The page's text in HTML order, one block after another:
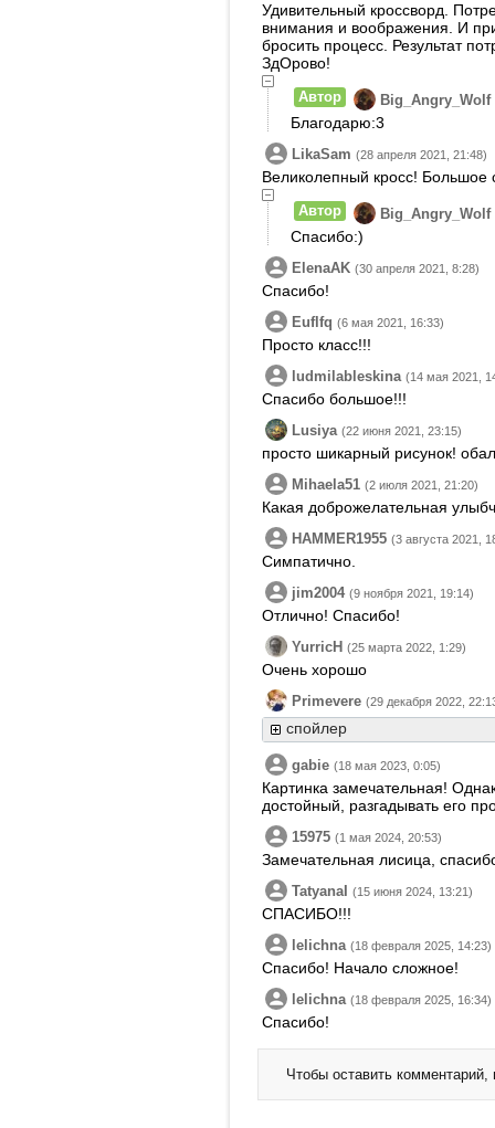
Удивительный кроссворд.
внимания и воображения. И
бросить процесс. Результат
ЗдОрово!
Автор Big_Angry_Wolf
Благодарю:3
LikaSam (28 апреля 2021, 21:48)
Великолепный кросс! Большое
Автор Big_Angry_Wolf
Спасибо:)
ElenaAK (30 апреля 2021, 8:28)
Спасибо!
Euflfq (6 мая 2021, 16:33)
Просто класс!!!
ludmilableskina (14 мая 2021,
Спасибо большое!!!
Lusiya (22 июня 2021, 23:15)
просто шикарный рисунок!
Mihaela51 (2 июля 2021, 21:20)
Какая доброжелательная
HAMMER1955 (3 августа 2021,
Симпатично.
jim2004 (9 ноября 2021, 19:14)
Отлично! Спасибо!
YurricH (25 марта 2022, 1:29)
Очень хорошо
Primevere (29 декабря 2022,
спойлер
gabie (18 мая 2023, 0:05)
Картинка замечательная!
достойный, разгадывать его
15975 (1 мая 2024, 20:53)
Замечательная лисица,
TatyanaI (15 июня 2024, 13:21)
СПАСИБО!!!
lelichna (18 февраля 2025, 14:23)
Спасибо! Начало сложное!
lelichna (18 февраля 2025, 16:34)
Спасибо!
Чтобы оставить